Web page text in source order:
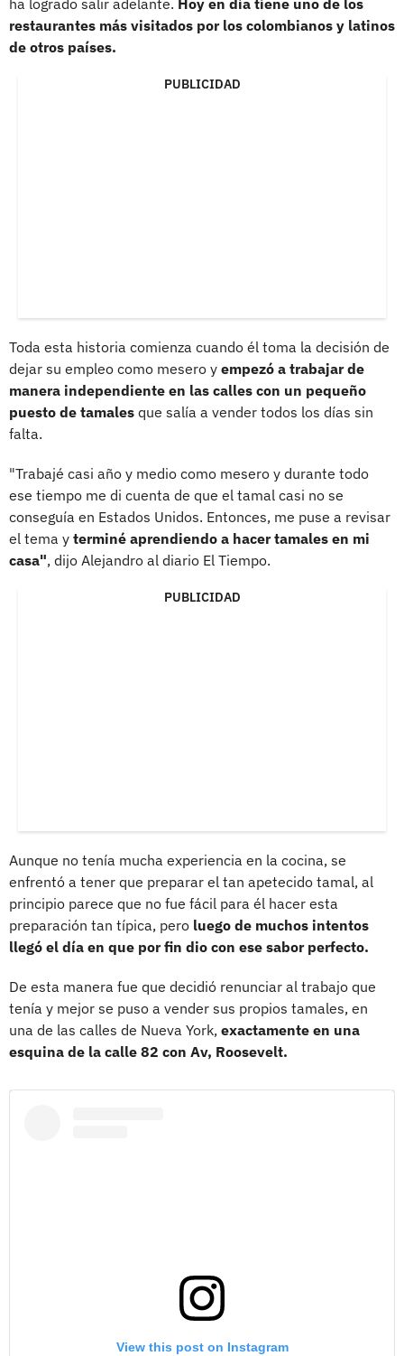
restaurantes más visitados por los colombianos y latinos
de otros países.
PUBLICIDAD
Toda esta historia comienza cuando él toma la decisión de
dejar su empleo como mesero y empezó a trabajar de
manera independiente en las calles con un pequeño
puesto de tamales que salía a vender todos los días sin
falta.
"Trabajé casi año y medio como mesero y durante todo
ese tiempo me di cuenta de que el tamal casi no se
conseguía en Estados Unidos. Entonces, me puse a revisar
el tema y terminé aprendiendo a hacer tamales en mi
casa", dijo Alejandro al diario El Tiempo.
PUBLICIDAD
Aunque no tenía mucha experiencia en la cocina, se
enfrentó a tener que preparar el tan apetecido tamal, al
principio parece que no fue fácil para él hacer esta
preparación tan típica, pero luego de muchos intentos
llegó el día en que por fin dio con ese sabor perfecto.
De esta manera fue que decidió renunciar al trabajo que
tenía y mejor se puso a vender sus propios tamales, en
una de las calles de Nueva York, exactamente en una
esquina de la calle 82 con Av, Roosevelt.
View this post on Instagram